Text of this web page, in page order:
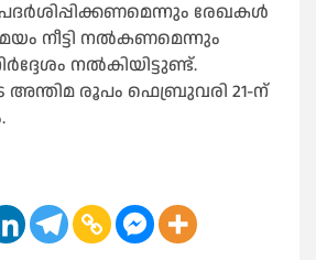
രേഖകള്‍
നീട്ടി നല്‍കണമെന്നും
നല്‍കിയിട്ടുണ്ട്.
അന്തിമ രൂപം ഫെബ്രുവരി 21-ന്